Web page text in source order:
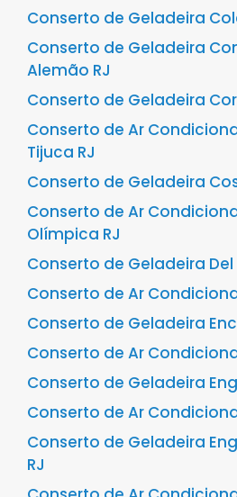
Conserto de Geladeira
Conserto de Geladeira
Alemão RJ
Conserto de Geladeira
Conserto de Ar
Tijuca RJ
Conserto de Geladeira
Conserto de Ar
Olímpica RJ
Conserto de Geladeira Del
Conserto de Ar
Conserto de Geladeira
Conserto de Ar
Conserto de Geladeira
Conserto de Ar
Conserto de Geladeira
RJ